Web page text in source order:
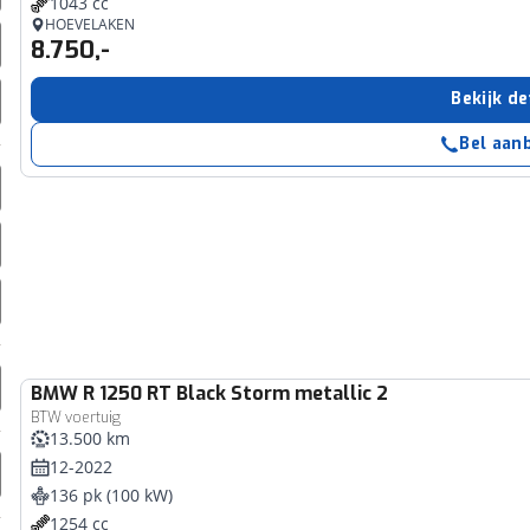
We tonen je graag relevante advertenties en
op en buiten onze website volgt – uiteraard op
en privacyverklaring. Als je weigert, plaatsen we
cookies. Je voorkeuren kun je later altijd
HOEVELAKEN
8.750,-
Bekijk
Bel
BMW R 1250 RT Black Storm metallic 2
BTW voertuig
13.500 km
12-2022
136 pk (100 kW)
1254 cc